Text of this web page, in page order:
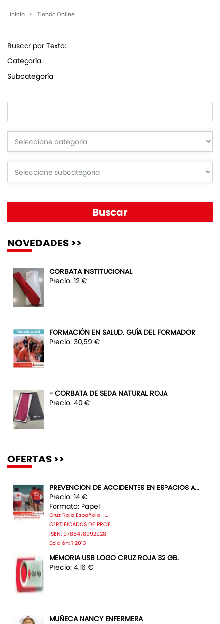
Inicio > Tienda Online
Buscar por Texto:
Categoría
Subcategoría
NOVEDADES >>
CORBATA INSTITUCIONAL
Precio: 12 €
FORMACIÓN EN SALUD. GUÍA DEL FORMADOR
Precio: 30,59 €
- CORBATA DE SEDA NATURAL ROJA
Precio: 40 €
OFERTAS >>
PREVENCION DE ACCIDENTES EN ESPACIOS A...
Precio: 14 €
Formato: Papel
Cruz Roja Española -...
CERTIFICADOS DE PROF...
ISBN: 9788478992928
Edición: 1 2013
MEMORIA USB LOGO CRUZ ROJA 32 GB.
Precio: 4,16 €
MUÑECA NANCY ENFERMERA